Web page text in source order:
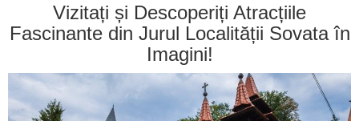
Vizitați și Descoperiți Atracțiile
Fascinante din Jurul Localității Sovata în
Imagini!